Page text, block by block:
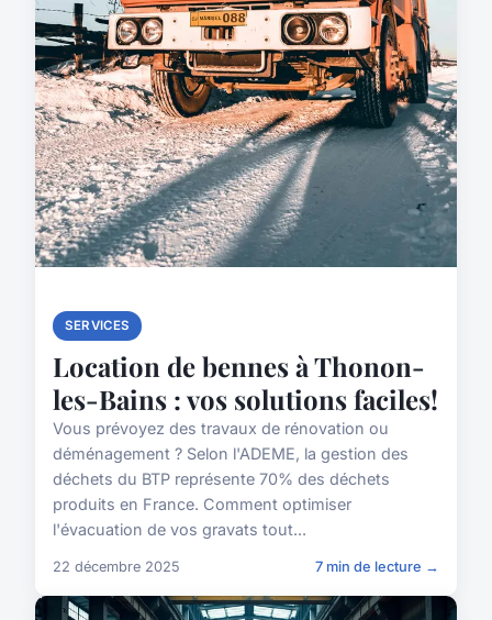
SERVICES
Location de bennes à Thonon-
les-Bains : vos solutions faciles!
Vous prévoyez des travaux de rénovation ou
déménagement ? Selon l'ADEME, la gestion des
déchets du BTP représente 70% des déchets
produits en France. Comment optimiser
l'évacuation de vos gravats tout...
22 décembre 2025 7 min de lecture →